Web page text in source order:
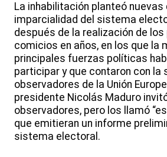
La inhabilitación planteó
imparcialidad del sistema
después de la realización de
comicios en años, en los que la
principales fuerzas políticas
participar y que contaron con la
observadores de la Unión
presidente Nicolás Maduro
observadores, pero los llamó
que emitieran un informe
sistema electoral.